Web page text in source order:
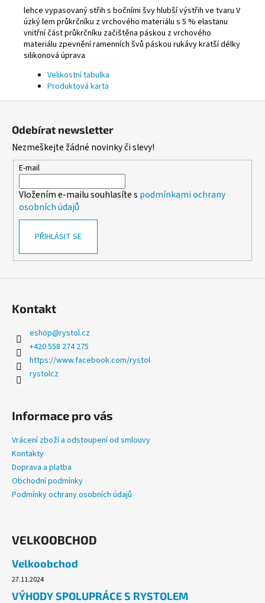
lehce vypasovaný střih s bočními švy hlubší výstřih ve tvaru V
úzký lem průkrčníku z vrchového materiálu s 5 % elastanu
vnitřní část průkrčníku začištěna páskou z vrchového
materiálu zpevnění ramenních švů páskou rukávy kratší délky
silikonová úprava
Velikostní tabulka
Produktová karta
Odebírat newsletter
Nezmeškejte žádné novinky či slevy!
E-mail
Vložením e-mailu souhlasíte s podmínkami ochrany
osobních údajů
PŘIHLÁSIT SE
Kontakt
eshop@rystol.cz
+420 558 274 275
https://www.facebook.com/rystol
rystolcz
Informace pro vás
Vrácení zboží a odstoupení od smlouvy
Kontakty
Doprava a platba
Obchodní podmínky
Podmínky ochrany osobních údajů
VELKOOBCHOD
Velkoobchod
27.11.2024
VÝHODY SPOLUPRÁCE S RYSTOLEM